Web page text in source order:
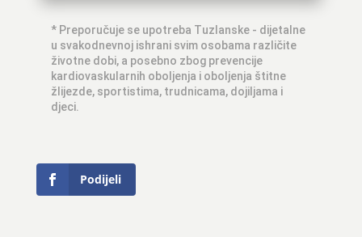
* Preporučuje se upotreba Tuzlanske - dijetalne
u svakodnevnoj ishrani svim osobama različite
životne dobi, a posebno zbog prevencije
kardiovaskularnih oboljenja i oboljenja štitne
žlijezde, sportistima, trudnicama, dojiljama i
djeci.
Podijeli